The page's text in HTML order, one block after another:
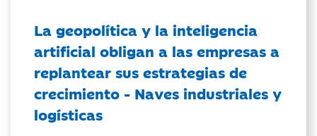
La geopolítica y la inteligencia
artificial obligan a las empresas a
replantear sus estrategias de
crecimiento - Naves industriales y
logísticas